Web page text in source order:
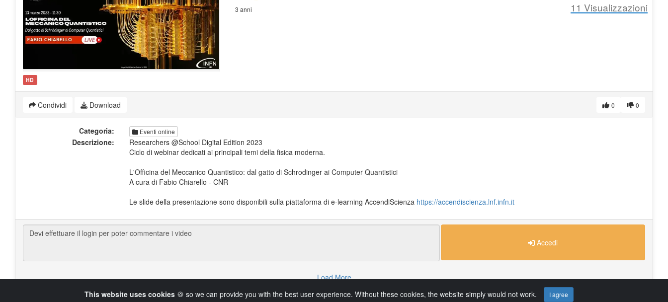
HD
3 anni 11 Visualizzazioni
Condividi Download 0
0
Categoria: Eventi online
Descrizione:
Researchers @School Digital Edition 2023
Ciclo di webinar dedicati ai principali temi della fisica moderna.
L'Officina del Meccanico Quantistico: dal gatto di Schrodinger ai Computer Quantistici
A cura di Fabio Chiarello - CNR
Le slide della presentazione sono disponibili sulla piattaforma di e-learning AccendiScienza https://accendiscienza.lnf.infn.it
Accedi
Load More
This website uses cookies 🍪 so we can provide you with the best user experience. Without these cookies, the website simply would not work. I agree